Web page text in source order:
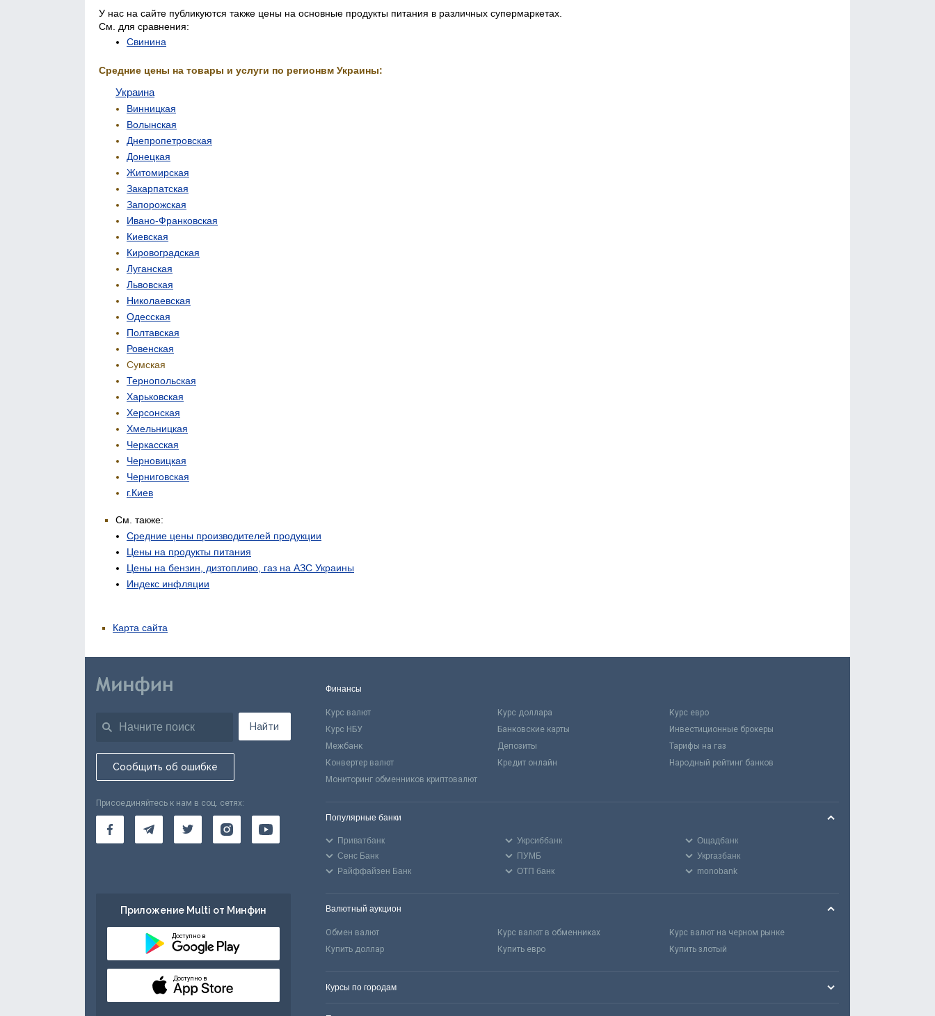
У нас на сайте публикуются также цены на основные продукты питания в различных супермаркетах.
См. для сравнения:
Свинина
Средние цены на товары и услуги по регионвм Украины:
Украина
Винницкая
Волынская
Днепропетровская
Донецкая
Житомирская
Закарпатская
Запорожская
Ивано-Франковская
Киевская
Кировоградская
Луганская
Львовская
Николаевская
Одесская
Полтавская
Ровенская
Сумская
Тернопольская
Харьковская
Херсонская
Хмельницкая
Черкасская
Черновицкая
Черниговская
г.Киев
См. также:
Средние цены производителей продукции
Цены на продукты питания
Цены на бензин, дизтопливо, газ на АЗС Украины
Индекс инфляции
Карта сайта
Найти
Сообщить об ошибке
Присоединяйтесь к нам в соц. сетях:
Приложение Multi от Минфин
Доступно в
Доступно в
Финансы
Курс валют Курс доллара
Курс евро
Курс НБУ
Банковские карты
Инвестиционные брокеры
Межбанк
Депозиты
Тарифы на газ
Конвертер валют
Кредит онлайн
Народный рейтинг банков
Мониторинг обменников криптовалют
Популярные банки
Приватбанк Укрсиббанк
Ощадбанк
Сенс Банк
ПУМБ
Укргазбанк
Райффайзен Банк
ОТП банк monobank
Валютный аукцион
Обмен валют Курс валют в обменниках
Курс валют на черном рынке
Купить доллар
Купить евро Купить злотый
Курсы по городам